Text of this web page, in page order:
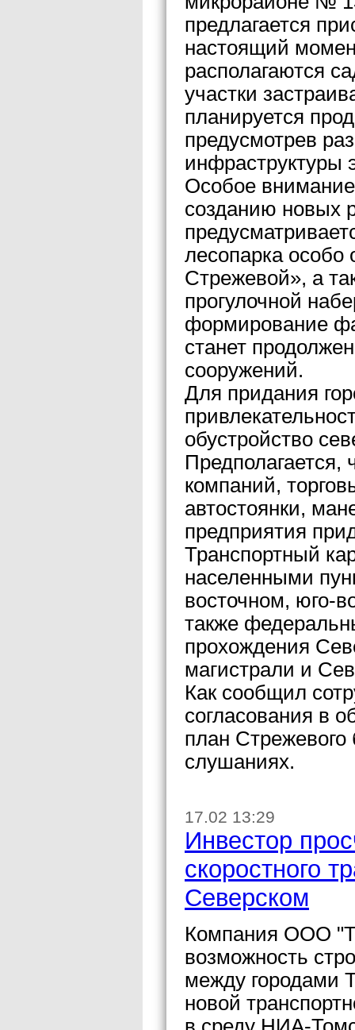
предлагается
настоящий
располагаются
участки
планируется
предусмотрев
инфраструктуры
Особое внимание
созданию новых
лесопарка особо
Стрежевой», а
прогулочной
формирование
станет
сооружений.
Для придания
обустройство
Предполагается,
компаний,
автостоянки,
предприятия
Транспортный
населенными
восточном, юго-
также
прохождения
магистрали и
Как сообщил
согласования в
план Стрежевого
слушаниях.
17.02 13:29
Инвестор
скоростного
Северском
Компания ООО
возможность
между городами
новой